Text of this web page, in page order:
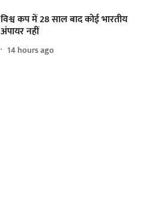
विश्व कप में 28 साल बाद कोई भारतीय
अंपायर नहीं
14 hours ago